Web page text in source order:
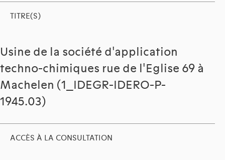
TITRE(S)
Usine de la société d'application
techno-chimiques rue de l'Eglise 69 à
Machelen (1_IDEGR-IDERO-P-
1945.03)
ACCÈS À LA CONSULTATION